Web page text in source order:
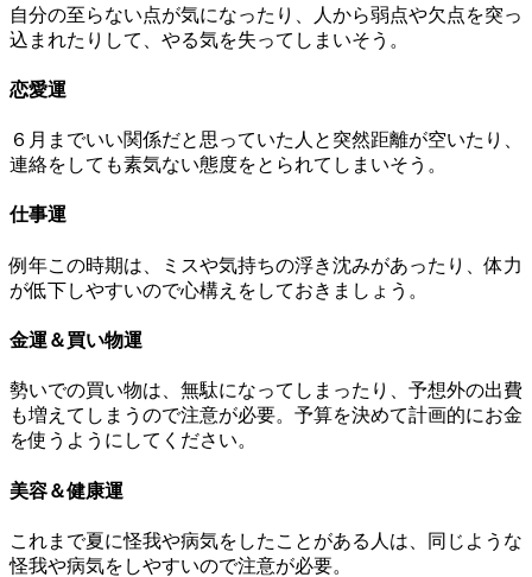
自分の至らない点が気になったり、人から弱点や欠点を突っ
込まれたりして、やる気を失ってしまいそう。
恋愛運
６月までいい関係だと思っていた人と突然距離が空いたり、
連絡をしても素気ない態度をとられてしまいそう。
仕事運
例年この時期は、ミスや気持ちの浮き沈みがあったり、体力
が低下しやすいので心構えをしておきましょう。
金運＆買い物運
勢いでの買い物は、無駄になってしまったり、予想外の出費
も増えてしまうので注意が必要。予算を決めて計画的にお金
を使うようにしてください。
美容＆健康運
これまで夏に怪我や病気をしたことがある人は、同じような
怪我や病気をしやすいので注意が必要。